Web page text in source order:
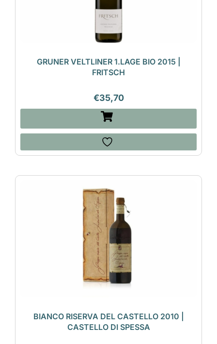
GRUNER VELTLINER 1.LAGE BIO 2015 |
FRITSCH
€35,70
BIANCO RISERVA DEL CASTELLO 2010 |
CASTELLO DI SPESSA